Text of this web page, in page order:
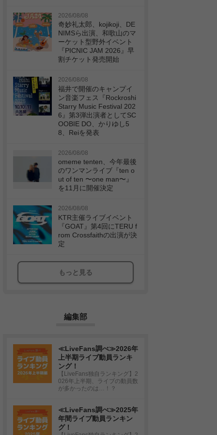
2026/08/08
奇妙礼太郎、kojikoji、DE
NIMSら出演、和歌山のマ
ーケット型野外イベント
『PICNIC JAM 2026』早
割チケット発売開始
2026/08/08
福井で開催のキャンプイ
ン音楽フェス『Rockroshi
Starry Music Festival 202
6』第3弾出演者としてSC
OOBIE DO、かりゆし5
8、Reiを発表
2026/08/08
omeme tenten、今年最後
のワンマンライブ『ten o
ut of ten 〜one man〜』
を11月に開催決定
2026/08/08
KTR主催ライブイベント
『GOAT』第4回にTERU f
rom Crossfaithの出演が決
定
もっと見る
編集部
≪LiveFans調べ≫2026年
上半期ライブ動員ランキ
ング！
【LiveFans独自ランキング】2
026年上半期、ライブの動員数
が多かったのは…！？
≪LiveFans調べ≫2025年
年間ライブ動員ランキン
グ！